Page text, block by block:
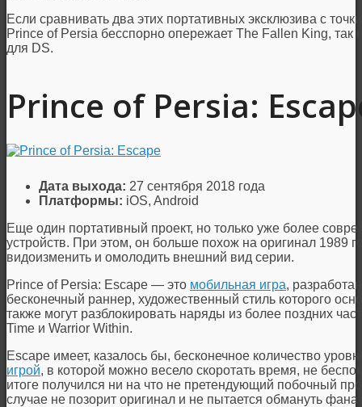
Если сравнивать два этих портативных эксклюзива с
Prince of Persia бесспорно опережает The Fallen King, так
для DS.
Prince of Persia:
Дата выхода: 27 сентября 2018 года
Платформы: iOS, Android
Еще один портативный проект, но только уже более
устройств. При этом, он больше похож на оригинал 1989
видоизменить и омолодить внешний вид серии.
Prince of Persia: Escape — это мобильная игра,
бесконечный раннер, художественный стиль которого
также могут разблокировать наряды из более поздних
Time и Warrior Within.
Escape имеет, казалось бы, бесконечное количество
игрой, в которой можно весело скоротать время, не
итоге получился ни на что не претендующий побочный
случае не позорит оригинал и не пытается обмануть